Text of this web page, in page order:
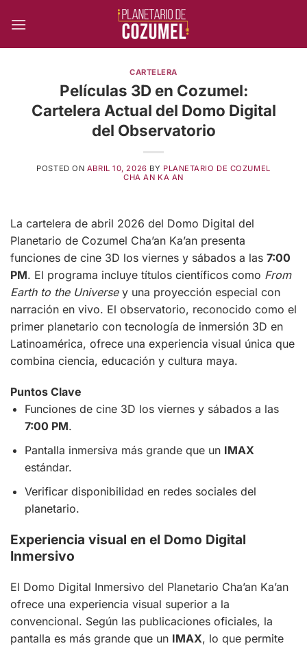
CARTELERA
Películas 3D en Cozumel:
Cartelera Actual del Domo Digital
del Observatorio
POSTED ON ABRIL 10, 2026 BY PLANETARIO DE COZUMEL
CHA AN KA AN
La cartelera de abril 2026 del Domo Digital del
Planetario de Cozumel Cha’an Ka’an presenta
funciones de cine 3D los viernes y sábados a las 7:00
PM. El programa incluye títulos científicos como From
Earth to the Universey una proyección especial con
narración en vivo. El observatorio, reconocido como el
primer planetario con tecnología de inmersión 3D en
Latinoamérica, ofrece una experiencia visual única que
combina ciencia, educación y cultura maya.
Puntos Clave
Funciones de cine 3D los viernes y sábados a las
7:00 PM.
Pantalla inmersiva más grande que un IMAX
estándar.
Verificar disponibilidad en redes sociales del
planetario.
Experiencia visual en el Domo Digital
Inmersivo
El Domo Digital Inmersivo del Planetario Cha’an Ka’an
ofrece una experiencia visual superior a la
convencional. Según las publicaciones oficiales, la
pantalla es más grande que un IMAX, lo que permite